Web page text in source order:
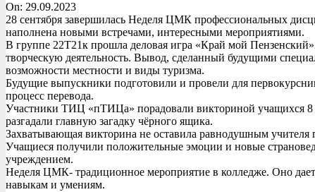
On: 29.09.2023
28 сентября завершилась Неделя ЦМК профессиональных
наполнена новыми встречами, интересными мероприятиями.
В группе 22Т21к прошла деловая игра «Край мой
творческую деятельность. Вывод, сделанный будущими
возможности местности и виды туризма.
Будущие выпускники подготовили и провели для
процесс перевода.
Участники ТИЦ «пТИЦа» порадовали викториной учащихся 8
разгадали главную загадку чёрного ящика.
Захватывающая викторина не оставила равнодушным учителя
Учащиеся получили положительные эмоции и новые
учреждением.
Неделя ЦМК- традиционное мероприятие в колледже. Оно
навыкам и умениям.